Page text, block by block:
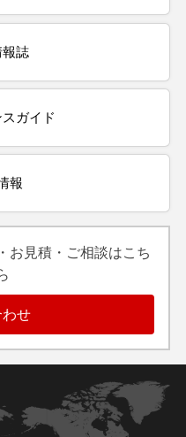
誌
ガイド
報
お見積・ご相談はこち
わせ